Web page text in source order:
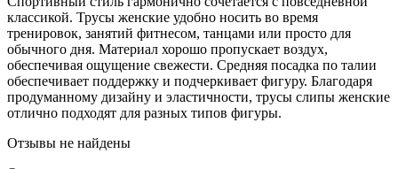
классикой. Трусы женские удобно носить во время
тренировок, занятий фитнесом, танцами или просто для
обычного дня. Материал хорошо пропускает воздух,
обеспечивая ощущение свежести. Средняя посадка по талии
обеспечивает поддержку и подчеркивает фигуру. Благодаря
продуманному дизайну и эластичности, трусы слипы женские
отлично подходят для разных типов фигуры.
Отзывы не найдены